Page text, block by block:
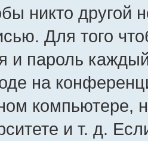
никто другой
Для того
и пароль
на
компьютере,
и т. д.